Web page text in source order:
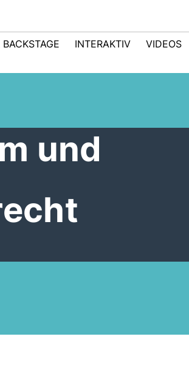
INTERAKTIV VIDEOS
und